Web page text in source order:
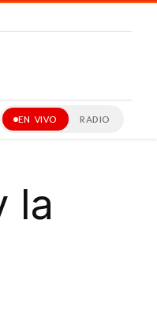
EN VIVO RADIO
la